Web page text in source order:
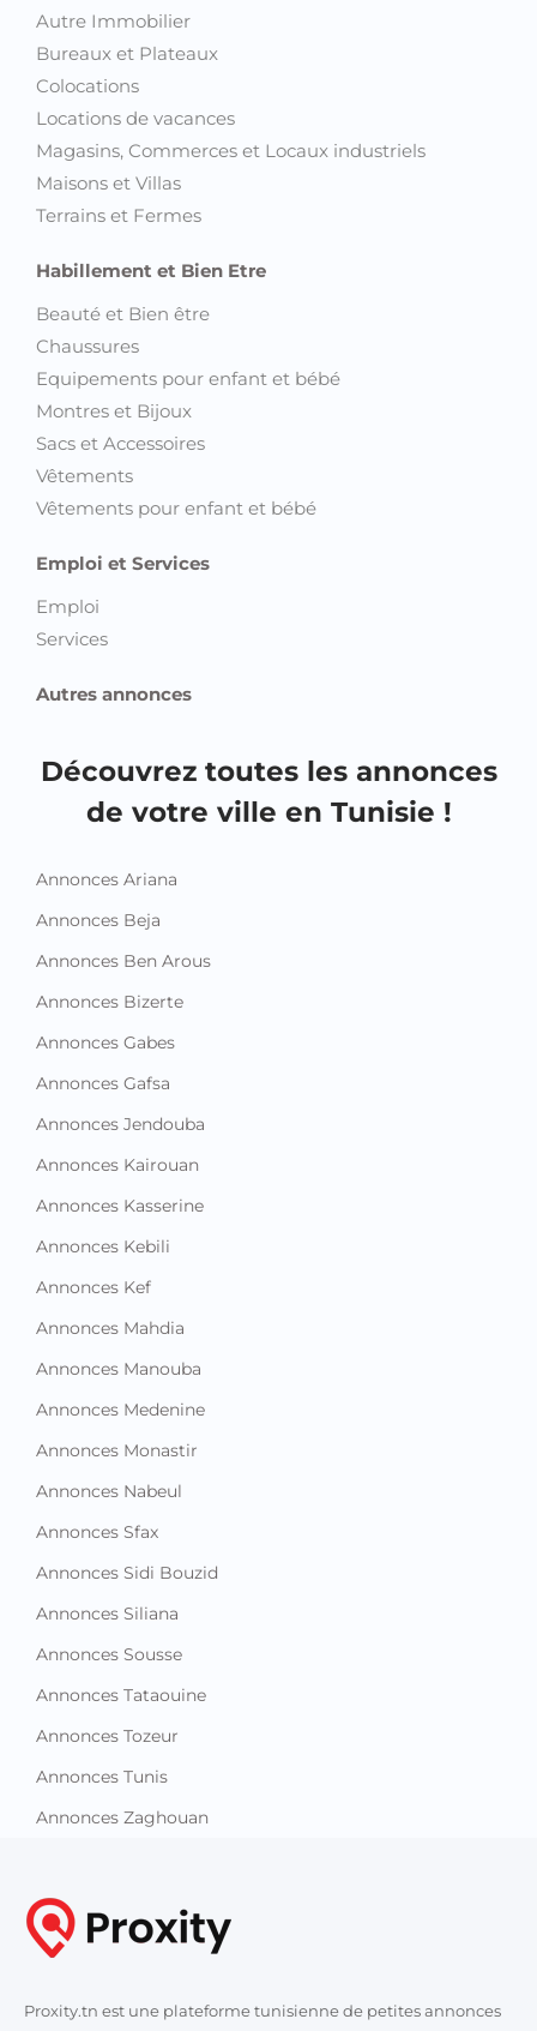
Autre Immobilier
Bureaux et Plateaux
Colocations
Locations de vacances
Magasins, Commerces et Locaux industriels
Maisons et Villas
Terrains et Fermes
Habillement et Bien Etre
Beauté et Bien être
Chaussures
Equipements pour enfant et bébé
Montres et Bijoux
Sacs et Accessoires
Vêtements
Vêtements pour enfant et bébé
Emploi et Services
Emploi
Services
Autres annonces
Découvrez toutes les annonces
de votre ville en Tunisie !
Annonces Ariana
Annonces Beja
Annonces Ben Arous
Annonces Bizerte
Annonces Gabes
Annonces Gafsa
Annonces Jendouba
Annonces Kairouan
Annonces Kasserine
Annonces Kebili
Annonces Kef
Annonces Mahdia
Annonces Manouba
Annonces Medenine
Annonces Monastir
Annonces Nabeul
Annonces Sfax
Annonces Sidi Bouzid
Annonces Siliana
Annonces Sousse
Annonces Tataouine
Annonces Tozeur
Annonces Tunis
Annonces Zaghouan
Proxity.tn est une plateforme tunisienne de petites annonces